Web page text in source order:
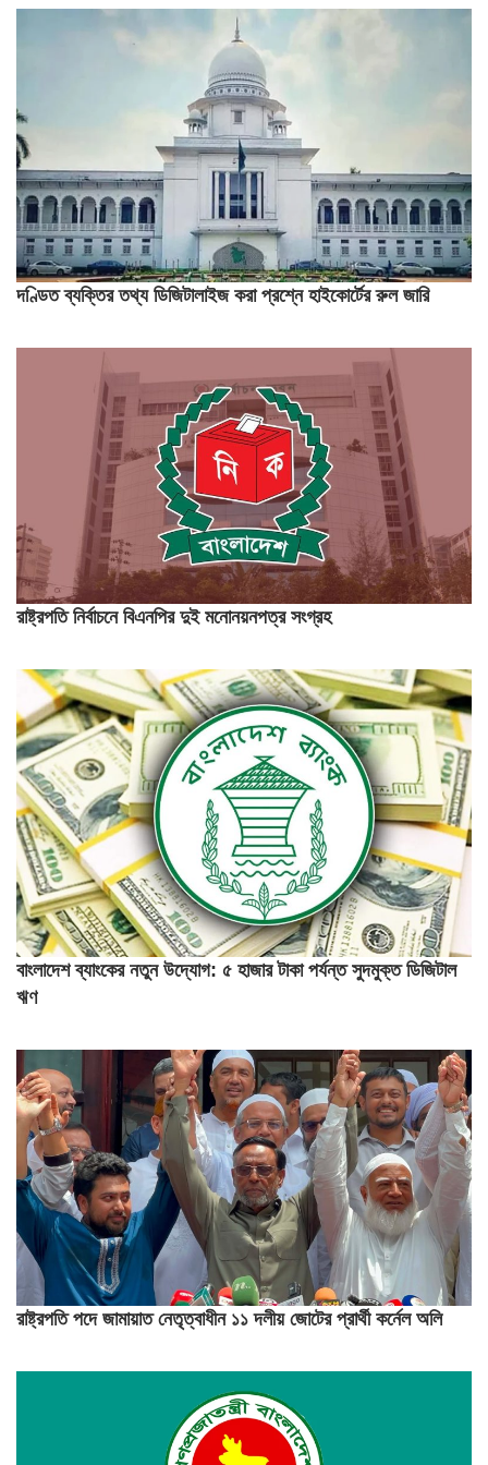
দণ্ডিত ব্যক্তির তথ্য ডিজিটালাইজ করা প্রশ্নে হাইকোর্টের রুল জারি
রাষ্ট্রপতি নির্বাচনে বিএনপির দুই মনোনয়নপত্র সংগ্রহ
বাংলাদেশ ব্যাংকের নতুন উদ্যোগ: ৫ হাজার টাকা পর্যন্ত সুদমুক্ত ডিজিটাল
ঋণ
রাষ্ট্রপতি পদে জামায়াত নেতৃত্বাধীন ১১ দলীয় জোটের প্রার্থী কর্নেল অলি